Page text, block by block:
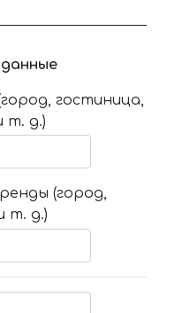
гостиница,
т. д.)
(город,
т. д.)